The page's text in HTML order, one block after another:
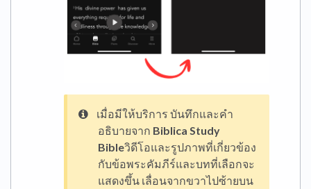
เมื่อมีให้บริการ บันทึกและคำ
อธิบายจาก Biblica Study
Bibleวิดีโอและรูปภาพที่เกี่ยวข้อง
กับข้อพระคัมภีร์และบทที่เลือกจะ
แสดงขึ้น เลื่อนจากขวาไปซ้ายบน